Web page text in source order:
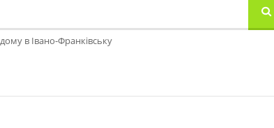
в Івано-Франківську